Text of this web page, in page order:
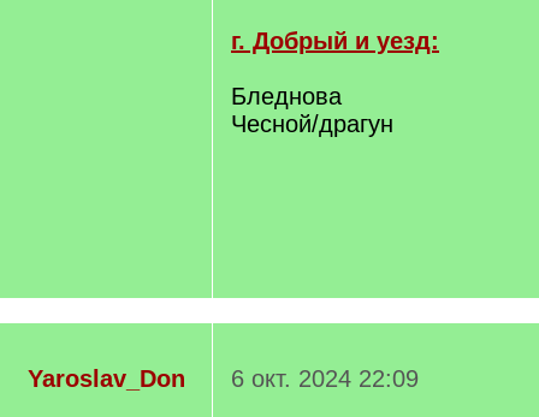
г. Добрый и уезд:
Бледнова
Чесной/драгун
Yaroslav_Don
6 окт. 2024 22:09